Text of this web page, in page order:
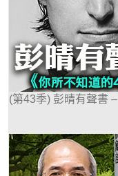
(第43季) 彭晴有聲書